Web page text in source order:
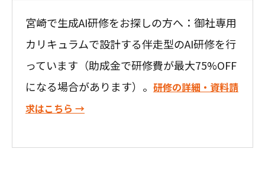
宮崎で生成AI研修をお探しの方へ：御社専用
カリキュラムで設計する伴走型のAI研修を行
っています（助成金で研修費が最大75%OFF
になる場合があります）。 研修の詳細・資料請
求はこちら →